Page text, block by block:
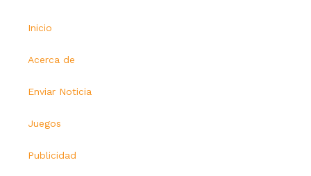
Inicio
Acerca de
Enviar Noticia
Juegos
Publicidad